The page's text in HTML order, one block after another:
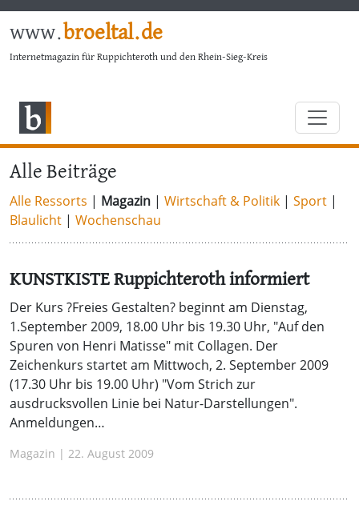
www.broeltal.de
Internetmagazin für Ruppichteroth und den Rhein-Sieg-Kreis
Alle Beiträge
Alle Ressorts | Magazin | Wirtschaft & Politik | Sport |
Blaulicht | Wochenschau
KUNSTKISTE Ruppichteroth informiert
Der Kurs ?Freies Gestalten? beginnt am Dienstag,
1.September 2009, 18.00 Uhr bis 19.30 Uhr, "Auf den
Spuren von Henri Matisse" mit Collagen. Der
Zeichenkurs startet am Mittwoch, 2. September 2009
(17.30 Uhr bis 19.00 Uhr) "Vom Strich zur
ausdrucksvollen Linie bei Natur-Darstellungen".
Anmeldungen…
Magazin | 22. August 2009